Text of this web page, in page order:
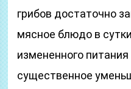
грибов достаточно
мясное блюдо в
измененного
существенное